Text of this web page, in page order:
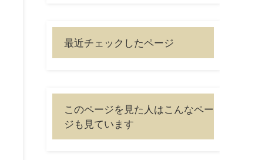
最近チェックしたページ
このページを見た人はこんなペー
ジも見ています